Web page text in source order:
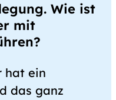
Wie ist
mit
hat ein
das ganz